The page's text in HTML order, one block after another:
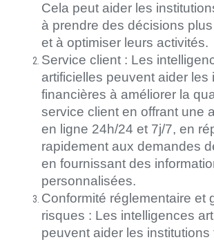
Cela peut aider les
à prendre des décisions
et à optimiser leurs activités.
Service client : Les
artificielles peuvent aider les
financières à améliorer la
service client en offrant une
en ligne 24h/24 et 7j/7, en
rapidement aux demandes
en fournissant des
personnalisées.
Conformité réglementaire et
risques : Les intelligences
peuvent aider les institutions